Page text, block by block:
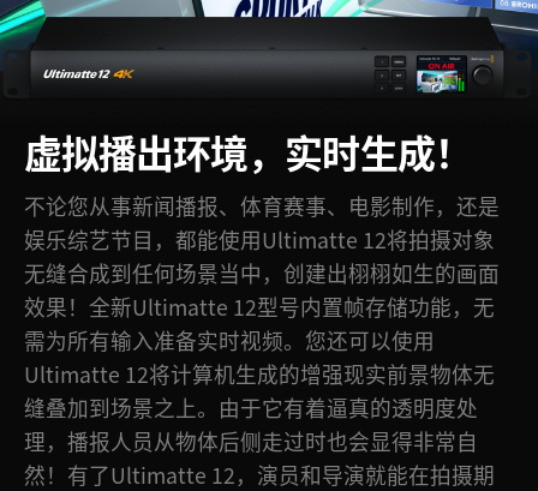
虚拟播出环境，实时生成！
不论您从事新闻播报、体育赛事、电影制作，还是
娱乐综艺节目，都能使用Ultimatte 12将拍摄对象
无缝合成到任何场景当中，创建出栩栩如生的画面
效果！全新Ultimatte 12型号内置帧存储功能，无
需为所有输入准备实时视频。您还可以使用
Ultimatte 12将计算机生成的增强现实前景物体无
缝叠加到场景之上。由于它有着逼真的透明度处
理，播报人员从物体后侧走过时也会显得非常自
然！有了Ultimatte 12，演员和导演就能在拍摄期